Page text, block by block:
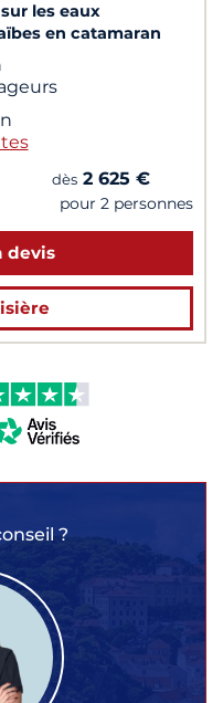
les eaux
en catamaran
dès 2 625 €
pour 2 personnes
devis
?